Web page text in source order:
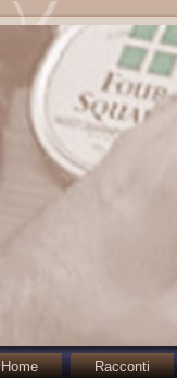
Home Racconti